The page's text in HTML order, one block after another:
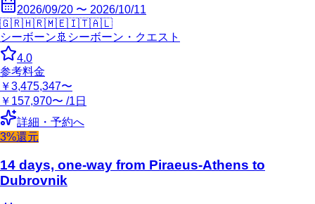
2026/09/20 〜 2026/10/11
🇬🇷🇭🇷🇲🇪🇮🇹🇦🇱
シーボーン 🚢 シーボーン・クエスト
4.0
参考料金
￥3,475,347〜
￥157,970〜 /1日
詳細・予約へ
3%還元
14 days, one-way from Piraeus-Athens to
Dubrovnik